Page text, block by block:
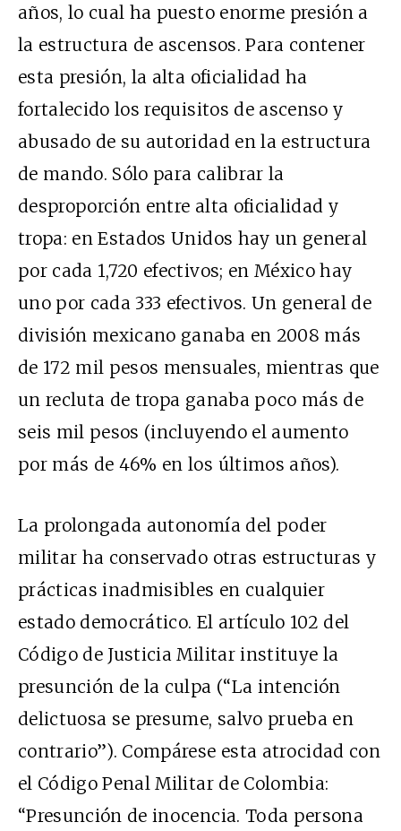
años, lo cual ha puesto enorme presión a
la estructura de ascensos. Para contener
esta presión, la alta oficialidad ha
fortalecido los requisitos de ascenso y
abusado de su autoridad en la estructura
de mando. Sólo para calibrar la
desproporción entre alta oficialidad y
tropa: en Estados Unidos hay un general
por cada 1,720 efectivos; en México hay
uno por cada 333 efectivos. Un general de
división mexicano ganaba en 2008 más
de 172 mil pesos mensuales, mientras que
un recluta de tropa ganaba poco más de
seis mil pesos (incluyendo el aumento
por más de 46% en los últimos años).
La prolongada autonomía del poder
militar ha conservado otras estructuras y
prácticas inadmisibles en cualquier
estado democrático. El artículo 102 del
Código de Justicia Militar instituye la
presunción de la culpa (“La intención
delictuosa se presume, salvo prueba en
contrario”). Compárese esta atrocidad con
el Código Penal Militar de Colombia:
“Presunción de inocencia. Toda persona